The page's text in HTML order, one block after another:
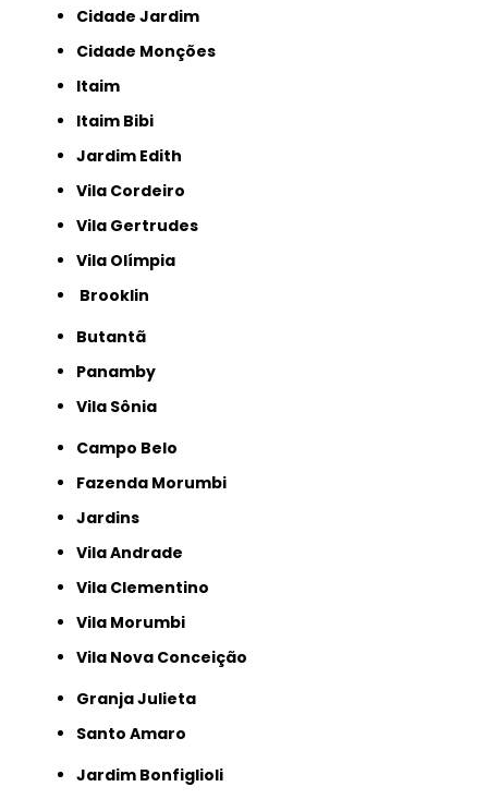
Cidade Jardim
Cidade Monções
Itaim
Itaim Bibi
Jardim Edith
Vila Cordeiro
Vila Gertrudes
Vila Olímpia
Brooklin
Butantã
Panamby
Vila Sônia
Campo Belo
Fazenda Morumbi
Jardins
Vila Andrade
Vila Clementino
Vila Morumbi
Vila Nova Conceição
Granja Julieta
Santo Amaro
Jardim Bonfiglioli